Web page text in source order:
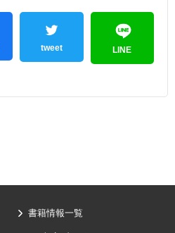
tweet LINE
書籍情報一覧